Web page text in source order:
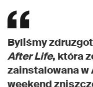
Byliśmy
After Life, która
zainstalowana w
weekend